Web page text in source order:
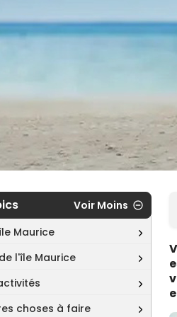
Voir Moins
Maurice
l'île Maurice
choses à faire